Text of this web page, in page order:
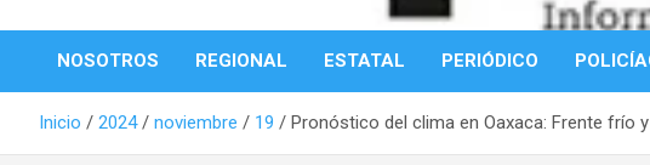
PubliMar
NOSOTROS REGIONAL ESTATAL PERIÓDICO
Inicio 2024 noviembre 19 Pronóstico del clima en Oaxaca: Frente frío